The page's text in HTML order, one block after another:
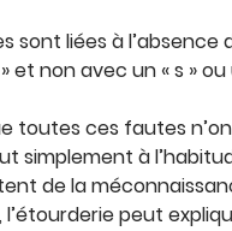
sont liées à l’absence
et non avec un « s » ou
toutes ces fautes
simplement à
de la
peut